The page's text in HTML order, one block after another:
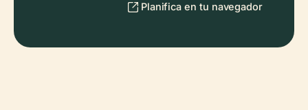
Planifica en tu navegador